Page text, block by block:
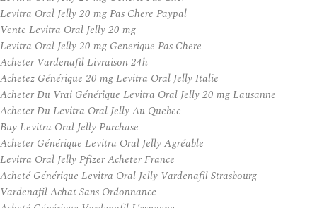
Levitra Oral Jelly 20 mg Pas Chere Paypal
Vente Levitra Oral Jelly 20 mg
Levitra Oral Jelly 20 mg Generique Pas Chere
Acheter Vardenafil Livraison 24h
Achetez Générique 20 mg Levitra Oral Jelly Italie
Acheter Du Vrai Générique Levitra Oral Jelly 20 mg Lausanne
Acheter Du Levitra Oral Jelly Au Quebec
Buy Levitra Oral Jelly Purchase
Acheter Générique Levitra Oral Jelly Agréable
Levitra Oral Jelly Pfizer Acheter France
Acheté Générique Levitra Oral Jelly Vardenafil Strasbourg
Vardenafil Achat Sans Ordonnance